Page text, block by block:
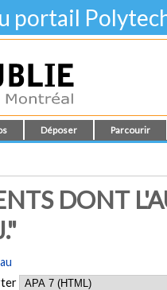
portail
Déposer Parcourir
DONT